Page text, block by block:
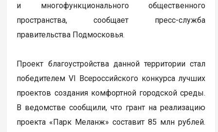
и многофункционального общественного
пространства, сообщает пресс-служба
правительства Подмосковья.
Проект благоустройства данной территории стал
победителем VI Всероссийского конкурса лучших
проектов создания комфортной городской среды.
В ведомстве сообщили, что грант на реализацию
проекта «Парк Меланж» составит 85 млн рублей.